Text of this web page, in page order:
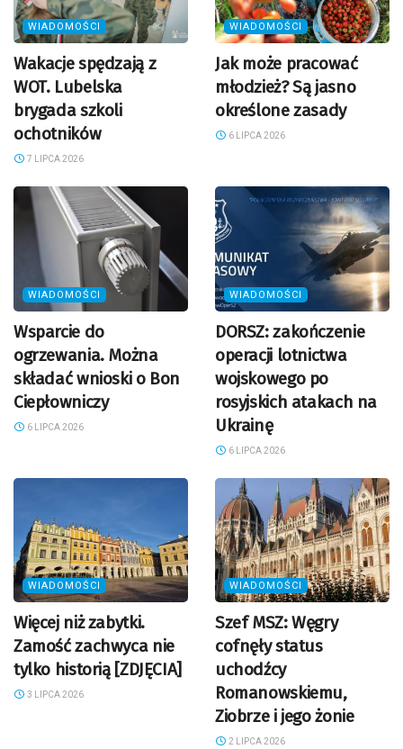
WIADOMOŚCI
Wakacje spędzają z
WOT. Lubelska
brygada szkoli
ochotników
7 LIPCA 2026
WIADOMOŚCI
Jak może pracować
młodzież? Są jasno
określone zasady
6 LIPCA 2026
WIADOMOŚCI
Wsparcie do
ogrzewania. Można
składać wnioski o Bon
Ciepłowniczy
6 LIPCA 2026
WIADOMOŚCI
DORSZ: zakończenie
operacji lotnictwa
wojskowego po
rosyjskich atakach na
Ukrainę
6 LIPCA 2026
WIADOMOŚCI
Więcej niż zabytki.
Zamość zachwyca nie
tylko historią [ZDJĘCIA]
3 LIPCA 2026
WIADOMOŚCI
Szef MSZ: Węgry
cofnęły status
uchodźcy
Romanowskiemu,
Ziobrze i jego żonie
2 LIPCA 2026